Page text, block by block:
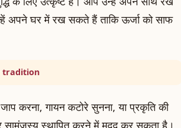
अपने घर में रख सकते हैं ताकि ऊर्जा को साफ
tradition
करना, गायन कटोरे सुनना, या प्रकृति की